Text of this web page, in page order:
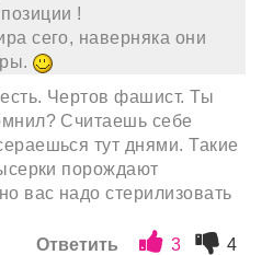
!
сего, наверняка они
Чертов фашист. Ты
Считаешь себе
тут днями. Такие
порождают
вас надо стерилизовать
Ответить 3 4